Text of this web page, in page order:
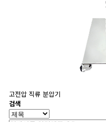
고전압 직류 분압기
검색